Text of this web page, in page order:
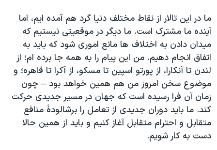
ما در این تالار از نقاط مختلف دنیا گرد هم آمده ایم، اما
آینده ما مشترک است. ما دیگر در موقعیتی نیستیم که
میدان دادن به اختلاف ها مانع اموری شود که باید به
اتفاق انجام دهیم. من این پیام را به همه جا برده ام؛ از
لندن تا آنکارا، از پورتو اسپين تا مسکو، از آکرا تا قاهره؛ و
موضوع سخن امروز من هم همین خواهد بود – چون
زمان آن فرا رسیده است که جهان در مسیر جدیدی حرکت
کند. ما باید دوران جدیدی از تعامل را برشالودۀ منافع
متقابل و احترام متقابل آغاز کنیم و باید از همین حالا
دست به کار شویم.